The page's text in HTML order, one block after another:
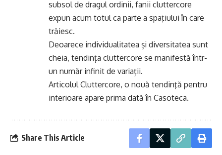
subsol de dragul ordinii, fanii cluttercore
expun acum totul ca parte a spaţiului în care
trăiesc.
Deoarece individualitatea și diversitatea sunt
cheia, tendința cluttercore se manifestă într-
un număr infinit de variații.
Articolul Cluttercore, o nouă tendinţă pentru
interioare apare prima dată în Casoteca.
Share This Article